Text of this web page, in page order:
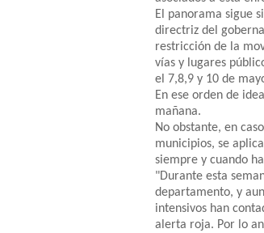
El panorama sigue
directriz del
restricción de la
vías y lugares
el 7,8,9 y 10 de
En ese orden de
mañana.
No obstante, en
municipios, se
siempre y cuando
"Durante esta
departamento, y
intensivos han
alerta roja. Por lo